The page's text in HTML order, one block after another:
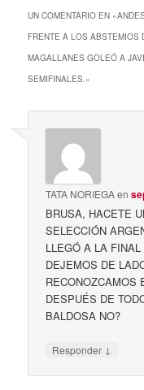
UN COMENTARIO EN «
FRENTE A LOS ABSTEMIOS
MAGALLANES GOLEÓ A
SEMIFINALES.»
TATA NORIEGAen
BRUSA, HACETE
SELECCIÓN
LLEGÓ A LA
DEJEMOS DE
RECONOZCAMOS
DESPUÉS DE
BALDOSA NO?
Responder ↓